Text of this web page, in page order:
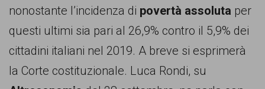
Lunaria
collaborazione
con
nonostante l’incidenza di povertà assoluta per
questi ultimi sia pari al 26,9% contro il 5,9% dei
cittadini italiani nel 2019. A breve si esprimerà
la Corte costituzionale. Luca Rondi, su